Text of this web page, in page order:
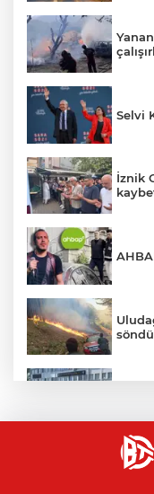
Selvi
İznik